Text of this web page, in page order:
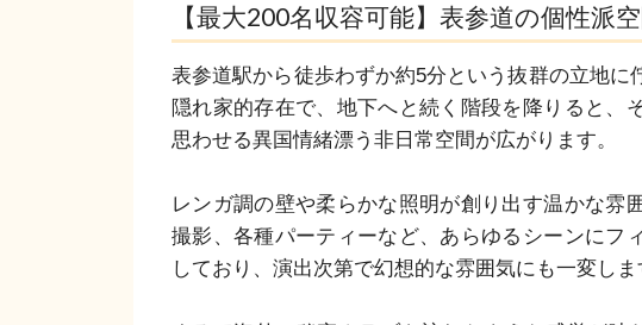
【最大200名収容可能】表参道の個性派
表参道駅から徒歩わずか約5分という抜群の立地に
隠れ家的存在で、地下へと続く階段を降りると、
思わせる異国情緒漂う非日常空間が広がります。
レンガ調の壁や柔らかな照明が創り出す温かな雰
撮影、各種パーティーなど、あらゆるシーンにフ
しており、演出次第で幻想的な雰囲気にも一変しま